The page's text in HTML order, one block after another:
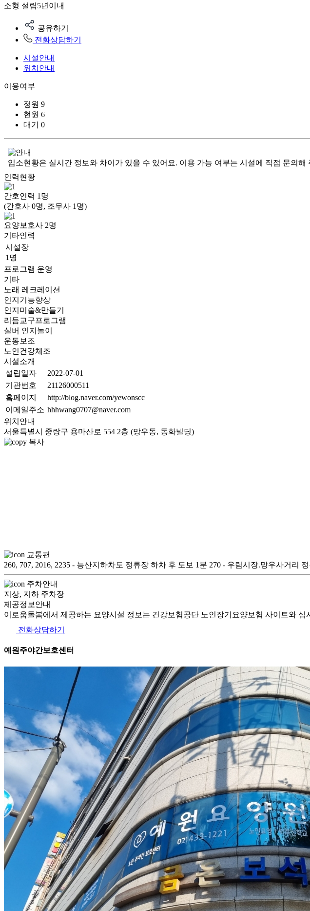
소형 설립5년이내
공유하기
전화상담하기
시설안내
위치안내
이용여부
정원 9
현원 6
대기
0
입소현황은 실시간 정보와 차이가 있을 수 있어요. 이용 가능 여부는 시설에 직접 문의해
인력현황
간호인력 1 명
(간호사 0명, 조무사 1명)
요양보호사 2명
기타인력
시설장
1명
프로그램 운영
기타
노래 레크레이션
인지기능향상
인지미술&만들기
리듬교구프로그램
실버 인지놀이
운동보조
노인건강체조
시설소개
설립일자
2022-07-01
기관번호
21126000511
홈페이지
http://blog.naver.com/yewonscc
이메일주소 hhhwang0707@naver.com
위치안내
서울특별시 중랑구 용마산로 554 2층 (망우동, 동화빌딩)
복사
교통편
260, 707, 2016, 2235 - 능산지하차도 정류장 하차 후 도보 1분 270 - 우림시장.망우사거리
주차안내
지상, 지하 주차장
제공정보안내
이로움돌봄에서 제공하는 요양시설 정보는 건강보험공단 노인장기요양보험 사이트와
전화상담하기
예원주야간보호센터